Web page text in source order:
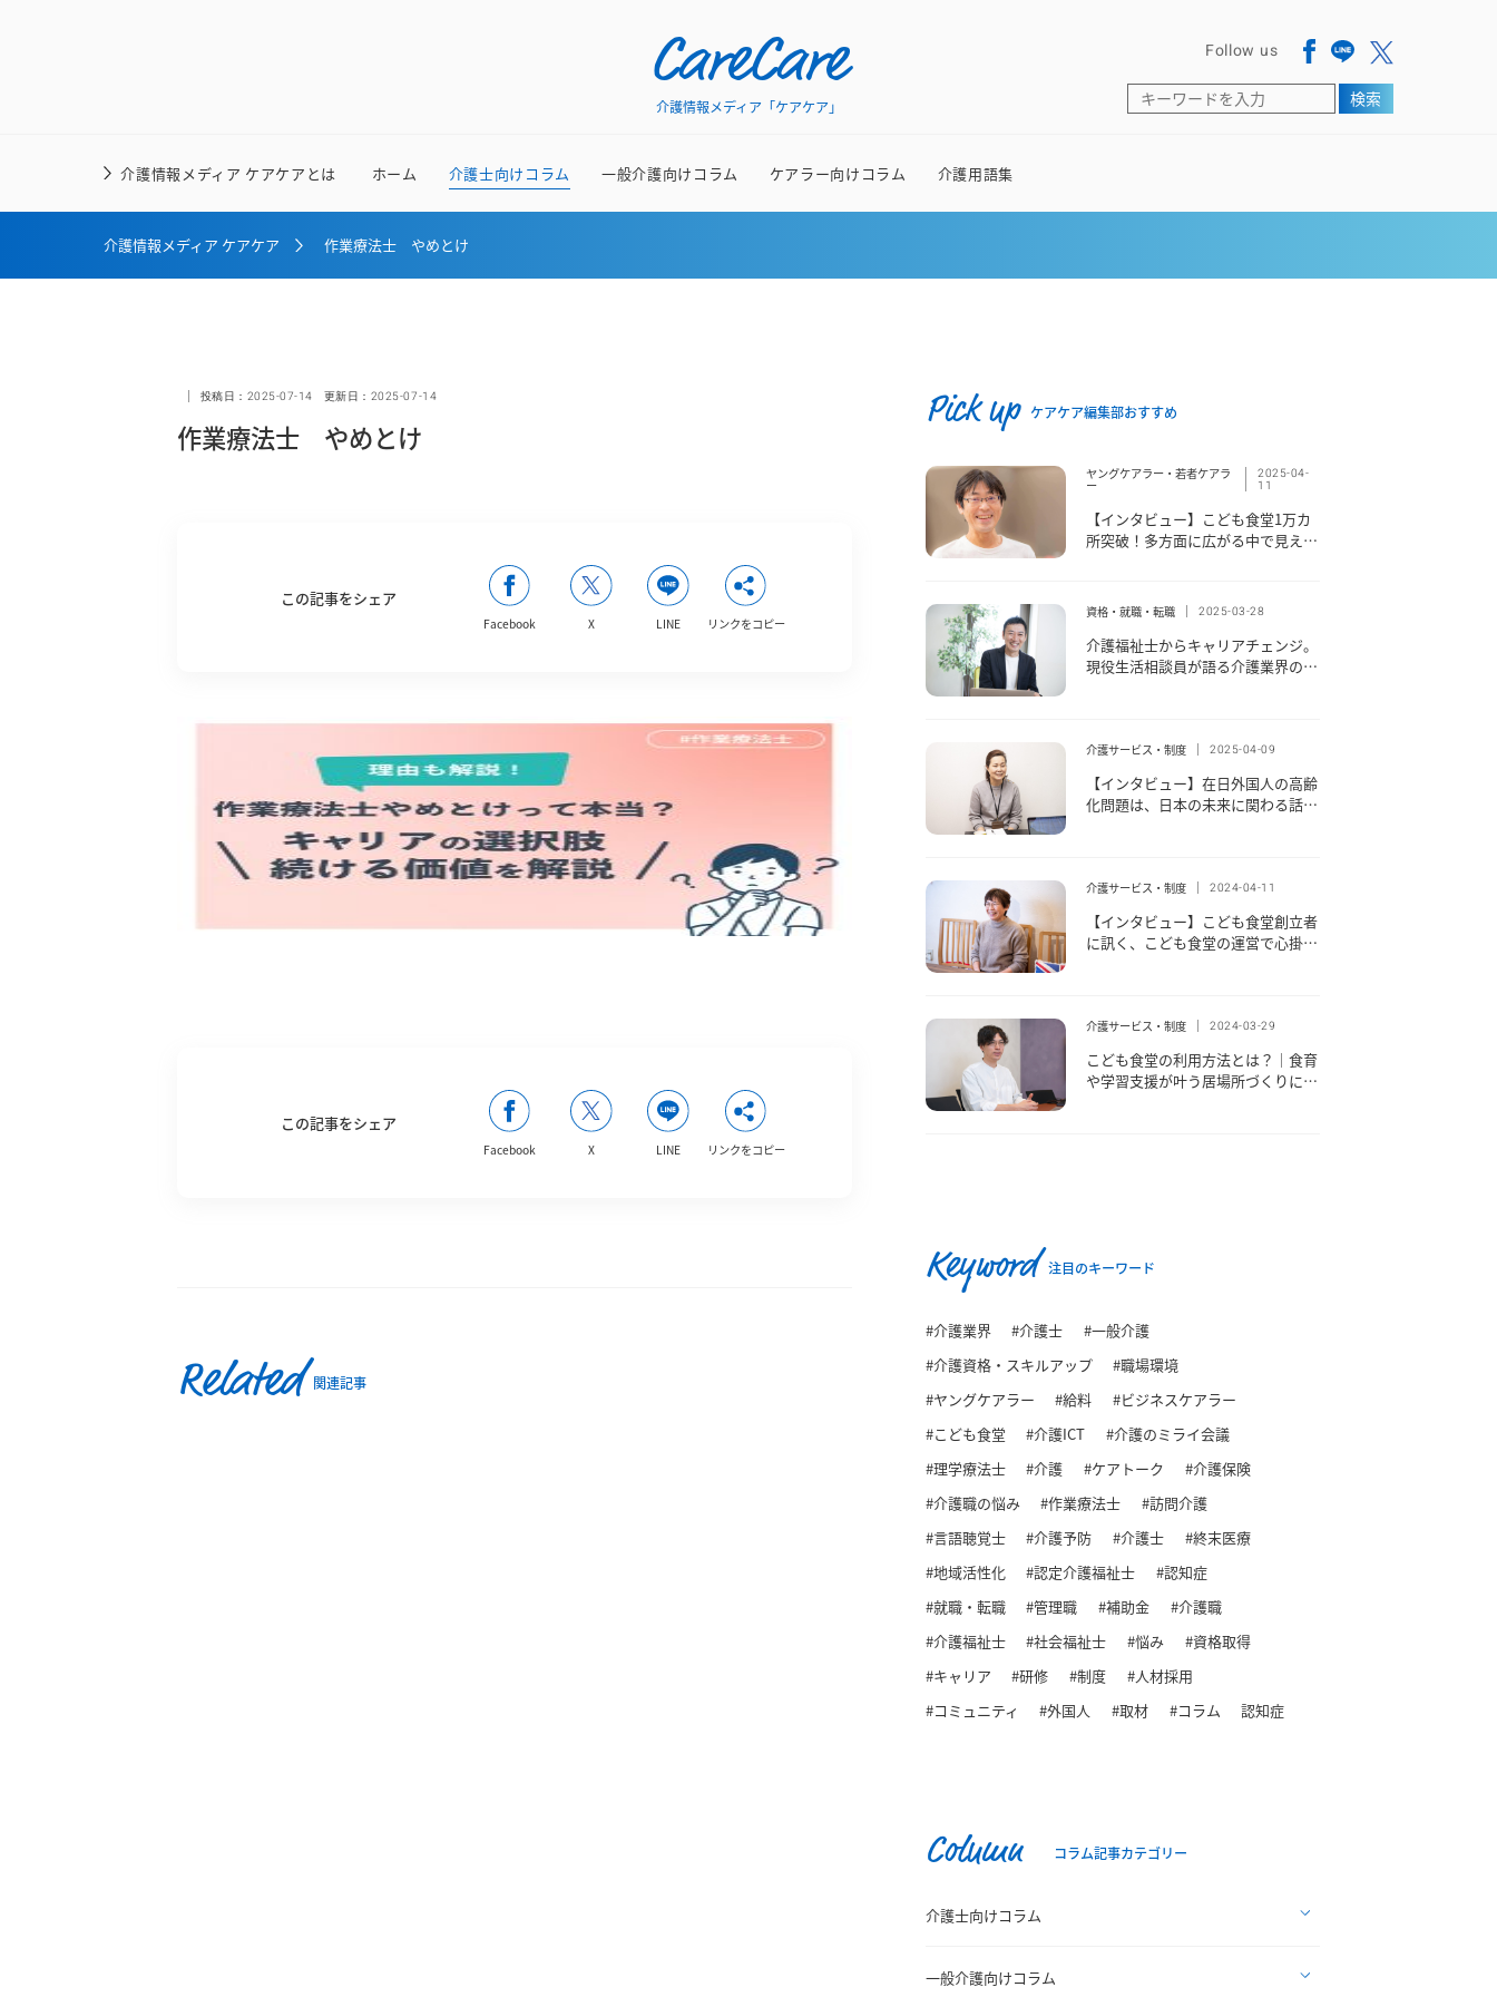
CareCare
介護情報メディア「ケアケア」
Follow us
検索
介護情報メディア ケアケアとは ホーム 介護士向けコラム 一般介護向けコラム ケアラー向けコラム 介護用語集
介護情報メディア ケアケア 作業療法士 やめとけ
投稿日： 2025-07-14 更新日： 2025-07-14
作業療法士 やめとけ
この記事をシェア
Facebook X LINE リンクをコピー
この記事をシェア
Facebook X LINE リンクをコピー
Related 関連記事
Pick up ケアケア編集部おすすめ
ヤングケアラー・若者ケアラ
ー
2025-04-
11
【インタビュー】こども食堂1万カ
所突破！多方面に広がる中で見えて
資格・就職・転職 2025-03-28
介護福祉士からキャリアチェンジ。
現役生活相談員が語る介護業界の仕
介護サービス・制度 2025-04-09
【インタビュー】在日外国人の高齢
化問題は、日本の未来に関わる話だ
介護サービス・制度 2024-04-11
【インタビュー】こども食堂創立者
に訊く、こども食堂の運営で心掛け
介護サービス・制度 2024-03-29
こども食堂の利用方法とは？｜食育
や学習支援が叶う居場所づくりに貢
Keyword 注目のキーワード
#介護業界 #介護士
#一般介護
#介護資格・スキルアップ
#職場環境
#ヤングケアラー
#給料
#ビジネスケアラー
#こども食堂
#介護ICT
#介護のミライ会議
#理学療法士
#介護 #ケアトーク
#介護保険
#介護職の悩み
#作業療法士
#訪問介護
#言語聴覚士
#介護予防 #介護士
#終末医療
#地域活性化
#認定介護福祉士
#認知症
#就職・転職
#管理職 #補助金
#介護職
#介護福祉士
#社会福祉士 #悩み
#資格取得
#キャリア
#研修 #制度
#人材採用
#コミュニティ
#外国人 #取材 #コラム 認知症
Column コラム記事カテゴリー
介護士向けコラム
一般介護向けコラム